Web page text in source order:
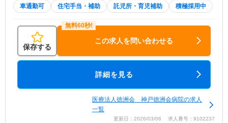
車通勤可 住宅手当・補助 託児所・育児補助 積極採用中
保存する
この求人を問い合わせる
詳細を見る
医療法人徳洲会 神戸徳洲会病院の求人
一覧
更新日：2026/03/06 求人番号：9102237